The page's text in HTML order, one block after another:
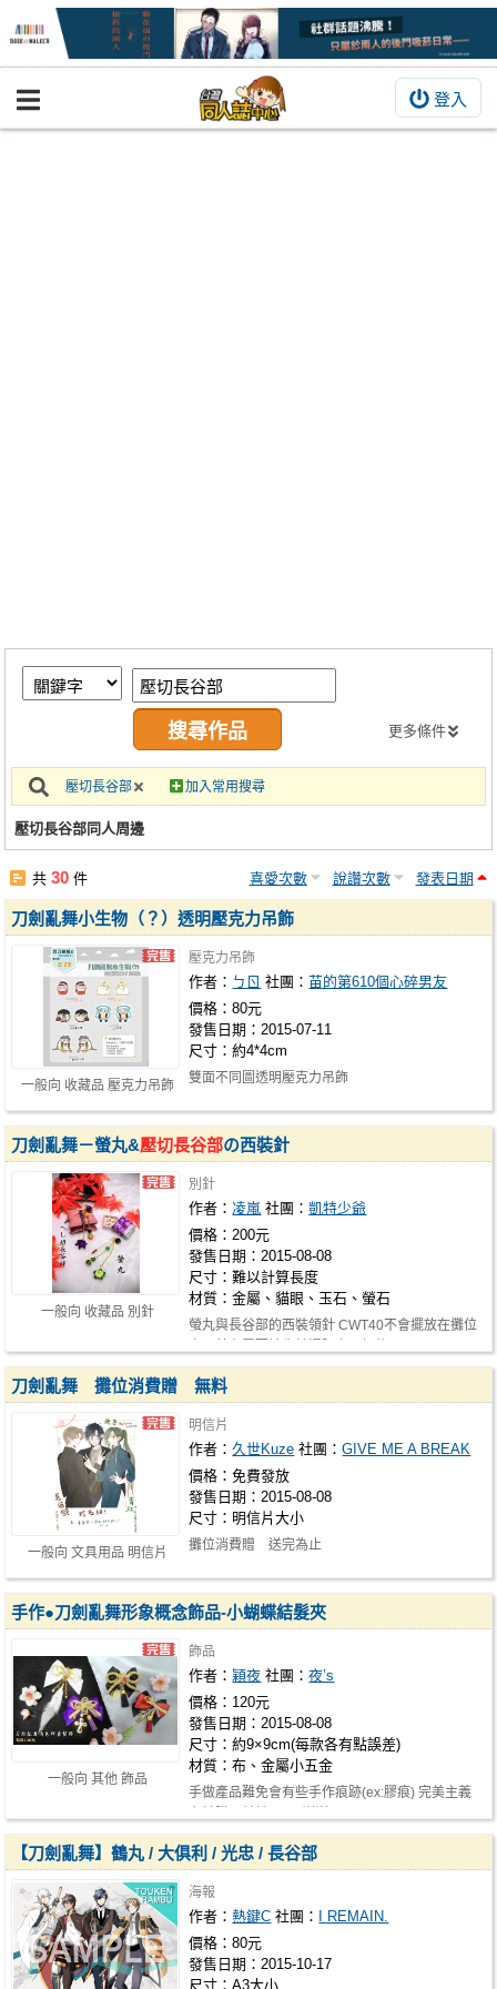
登入
BOOKY書集倉庫
繪圖藝廊
交流中心
攤位轉讓區
會員功能選單
註冊會員
更多條件
壓切長谷部 加入常用搜尋
壓切長谷部同人周邊
共30 件 喜愛次數 說讚次數 發表日期
一般向 收藏品 壓克力吊飾
刀劍亂舞小生物（？）透明壓克力吊飾
壓克力吊飾
作者： ㄅㄖ 社團：苗的第610個心碎男友
價格：80元
發售日期：2015-07-11
尺寸：約4*4cm
雙面不同圖透明壓克力吊飾
一般向 收藏品 別針
刀劍亂舞－螢丸&壓切長谷部の西裝針
別針
作者： 凌嵐 社團：凱特少爺
價格：200元
發售日期：2015-08-08
尺寸：難以計算長度
材質：金屬、貓眼、玉石、螢石
螢丸與長谷部的西裝領針 CWT40不會擺放在攤位
一般向 文具用品 明信片
刀劍亂舞 攤位消費贈 無料
明信片
作者：久世Kuze 社團：GIVE ME A BREAK
價格：免費發放
發售日期：2015-08-08
尺寸：明信片大小
攤位消費贈 送完為止
一般向 其他 飾品
手作●刀劍亂舞形象概念飾品-小蝴蝶結髮夾
飾品
作者：穎夜 社團：夜’s
價格：120元
發售日期：2015-08-08
尺寸：約9×9cm(每款各有點誤差)
材質：布、金屬小五金
手做產品難免會有些手作痕跡(ex:膠痕) 完美主義
【刀劍亂舞】鶴丸 / 大俱利 / 光忠 / 長谷部
海報
作者：熱鍵C 社團：
I REMAIN.
價格：80元
發售日期：2015-10-17
尺寸：A3大小